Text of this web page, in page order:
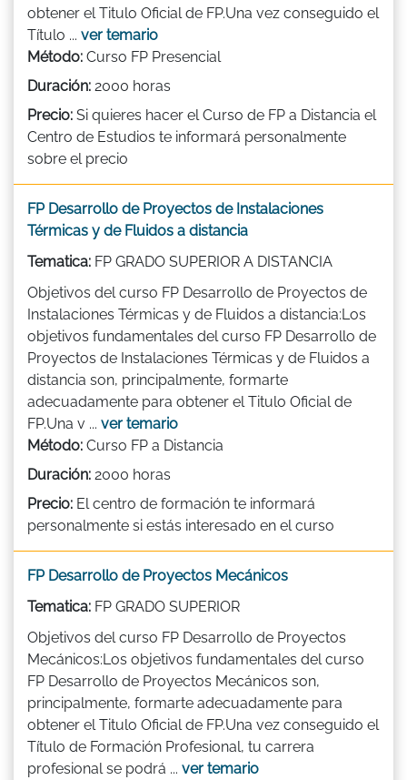
obtener el Titulo Oficial de FP.Una vez conseguido el
Título ... ver temario
Método: Curso FP Presencial
Duración: 2000 horas
Precio: Si quieres hacer el Curso de FP a Distancia el
Centro de Estudios te informará personalmente
sobre el precio
FP Desarrollo de Proyectos de Instalaciones
Térmicas y de Fluidos a distancia
Tematica: FP GRADO SUPERIOR A DISTANCIA
Objetivos del curso FP Desarrollo de Proyectos de
Instalaciones Térmicas y de Fluidos a distancia:Los
objetivos fundamentales del curso FP Desarrollo de
Proyectos de Instalaciones Térmicas y de Fluidos a
distancia son, principalmente, formarte
adecuadamente para obtener el Titulo Oficial de
FP.Una v ... ver temario
Método: Curso FP a Distancia
Duración: 2000 horas
Precio: El centro de formación te informará
personalmente si estás interesado en el curso
FP Desarrollo de Proyectos Mecánicos
Tematica: FP GRADO SUPERIOR
Objetivos del curso FP Desarrollo de Proyectos
Mecánicos:Los objetivos fundamentales del curso
FP Desarrollo de Proyectos Mecánicos son,
principalmente, formarte adecuadamente para
obtener el Titulo Oficial de FP.Una vez conseguido el
Título de Formación Profesional, tu carrera
profesional se podrá ... ver temario